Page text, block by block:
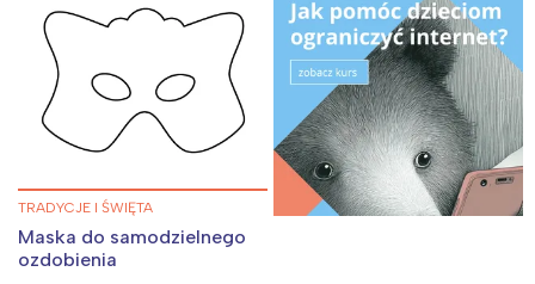
TRADYCJE I ŚWIĘTA
Maska do samodzielnego
ozdobienia